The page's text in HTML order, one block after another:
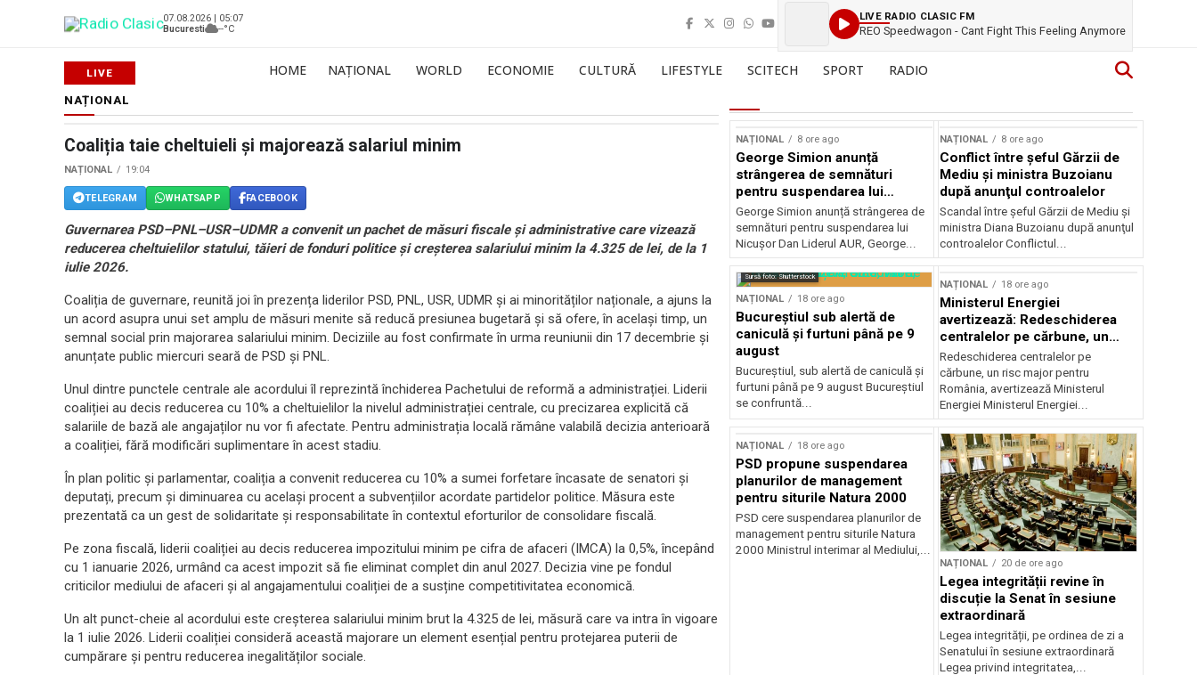
07.08.2026 | 05:07
Bucuresti
--°C
LIVE RADIO CLASIC FM
REO Speedwagon - Cant Fight This Feeling Anymore
HOME NAȚIONAL WORLD ECONOMIE CULTURĂ LIFESTYLE SCITECH SPORT RADIO
NAȚIONAL
Coaliția taie cheltuieli și majorează salariul minim
NAȚIONAL 19:04
TELEGRAM WHATSAPP FACEBOOK
Guvernarea PSD–PNL–USR–UDMR a convenit un pachet de măsuri fiscale și administrative care vizează
reducerea cheltuielilor statului, tăieri de fonduri politice și creșterea salariului minim la 4.325 de lei, de la 1
iulie 2026.
Coaliția de guvernare, reunită joi în prezența liderilor PSD, PNL, USR, UDMR și ai minorităților naționale, a ajuns la
un acord asupra unui set amplu de măsuri menite să reducă presiunea bugetară și să ofere, în același timp, un
semnal social prin majorarea salariului minim. Deciziile au fost confirmate în urma reuniunii din 17 decembrie și
anunțate public miercuri seară de PSD și PNL.
Unul dintre punctele centrale ale acordului îl reprezintă închiderea Pachetului de reformă a administrației. Liderii
coaliției au decis reducerea cu 10% a cheltuielilor la nivelul administrației centrale, cu precizarea explicită că
salariile de bază ale angajaților nu vor fi afectate. Pentru administrația locală rămâne valabilă decizia anterioară
a coaliției, fără modificări suplimentare în acest stadiu.
În plan politic și parlamentar, coaliția a convenit reducerea cu 10% a sumei forfetare încasate de senatori și
deputați, precum și diminuarea cu același procent a subvențiilor acordate partidelor politice. Măsura este
prezentată ca un gest de solidaritate și responsabilitate în contextul eforturilor de consolidare fiscală.
Pe zona fiscală, liderii coaliției au decis reducerea impozitului minim pe cifra de afaceri (IMCA) la 0,5%, începând
cu 1 ianuarie 2026, urmând ca acest impozit să fie eliminat complet din anul 2027. Decizia vine pe fondul
criticilor mediului de afaceri și al angajamentului coaliției de a susține competitivitatea economică.
Un alt punct-cheie al acordului este creșterea salariului minim brut la 4.325 de lei, măsură care va intra în vigoare
la 1 iulie 2026. Liderii coaliției consideră această majorare un element esențial pentru protejarea puterii de
cumpărare și pentru reducerea inegalităților sociale.
NAȚIONAL 8 ore ago
George Simion anunță
strângerea de semnături
pentru suspendarea lui
Nicușor Dan
George Simion anunță strângerea de
semnături pentru suspendarea lui
Nicușor Dan Liderul AUR, George...
NAȚIONAL 8 ore ago
Conflict între şeful Gărzii de
Mediu şi ministra Buzoianu
după anunţul controalelor
Scandal între şeful Gărzii de Mediu şi
ministra Diana Buzoianu după anunţul
controalelor Conflictul...
Sursă foto: Shutterstock
NAȚIONAL 18 ore ago
Bucureștiul sub alertă de
caniculă și furtuni până pe 9
august
Bucureștiul, sub alertă de caniculă și
furtuni până pe 9 august Bucureștiul
se confruntă...
NAȚIONAL 18 ore ago
Ministerul Energiei
avertizează: Redeschiderea
centralelor pe cărbune, un
risc major pentru România
Redeschiderea centralelor pe
cărbune, un risc major pentru
România, avertizează Ministerul
Energiei Ministerul Energiei...
NAȚIONAL 18 ore ago
PSD propune suspendarea
planurilor de management
pentru siturile Natura 2000
PSD cere suspendarea planurilor de
management pentru siturile Natura
2000 Ministrul interimar al Mediului,...
NAȚIONAL 20 de ore ago
Legea integrității revine în
discuție la Senat în sesiune
extraordinară
Legea integrității, pe ordinea de zi a
Senatului în sesiune extraordinară
Legea privind integritatea,...